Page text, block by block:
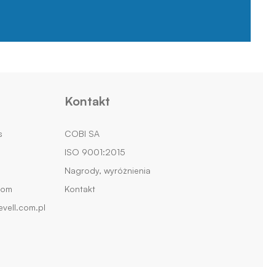
Kontakt
COBI SA
ISO 9001:2015
Nagrody, wyróżnienia
Kontakt